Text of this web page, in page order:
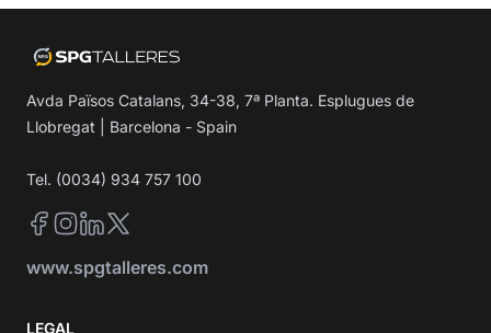
Avda Països Catalans, 34-38, 7ª Planta. Esplugues de
Llobregat | Barcelona - Spain
Tel. (0034) 934 757 100
Facebook
Instagram
LinkedIn
Twitter
www.spgtalleres.com
LEGAL